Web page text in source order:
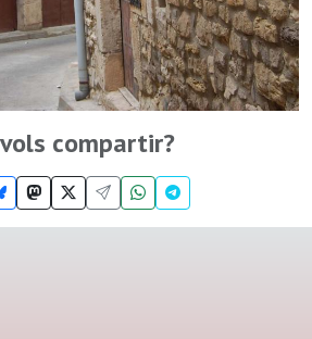
compartir?